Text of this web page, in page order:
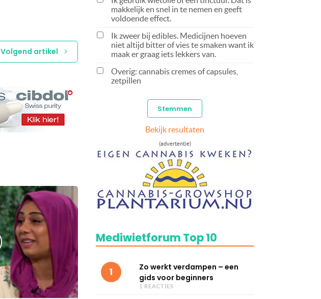
Volgend artikel
makkelijk en snel in te nemen en geeft
voldoende effect.
Ik zweer bij edibles. Medicijnen hoeven
niet altijd bitter of vies te smaken want ik
maak er graag iets lekkers van.
Overig: cannabis cremes of capsules,
zetpillen
Bekijk resultaten
(advertentie)
Mediwietforum Top 10
1
Zo werkt verdampen – een
gids voor beginners
1 REACTIES